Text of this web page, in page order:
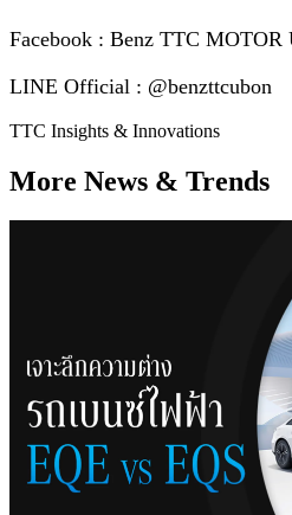
Facebook : Benz TTC MOTOR
LINE Official : @benzttcubon
TTC Insights & Innovations
More News & Trends